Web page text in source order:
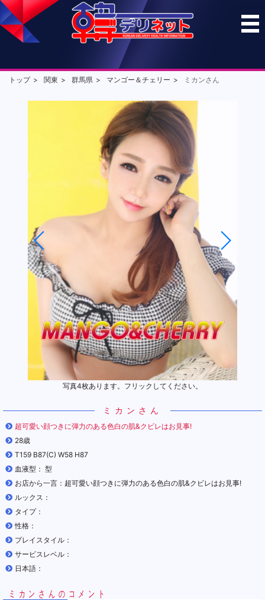
トップ 関東 群馬県 マンゴー＆チェリー ミカンさん
写真4枚あります。フリックしてください。
ミカンさん
超可愛い顔つきに弾力のある色白の肌&クビレはお見事!
28歳
T159 B87(C) W58 H87
血液型： 型
お店から一言：超可愛い顔つきに弾力のある色白の肌&クビレはお見事!
ルックス：
タイプ：
性格：
プレイスタイル：
サービスレベル：
日本語：
ミカンさんのコメント